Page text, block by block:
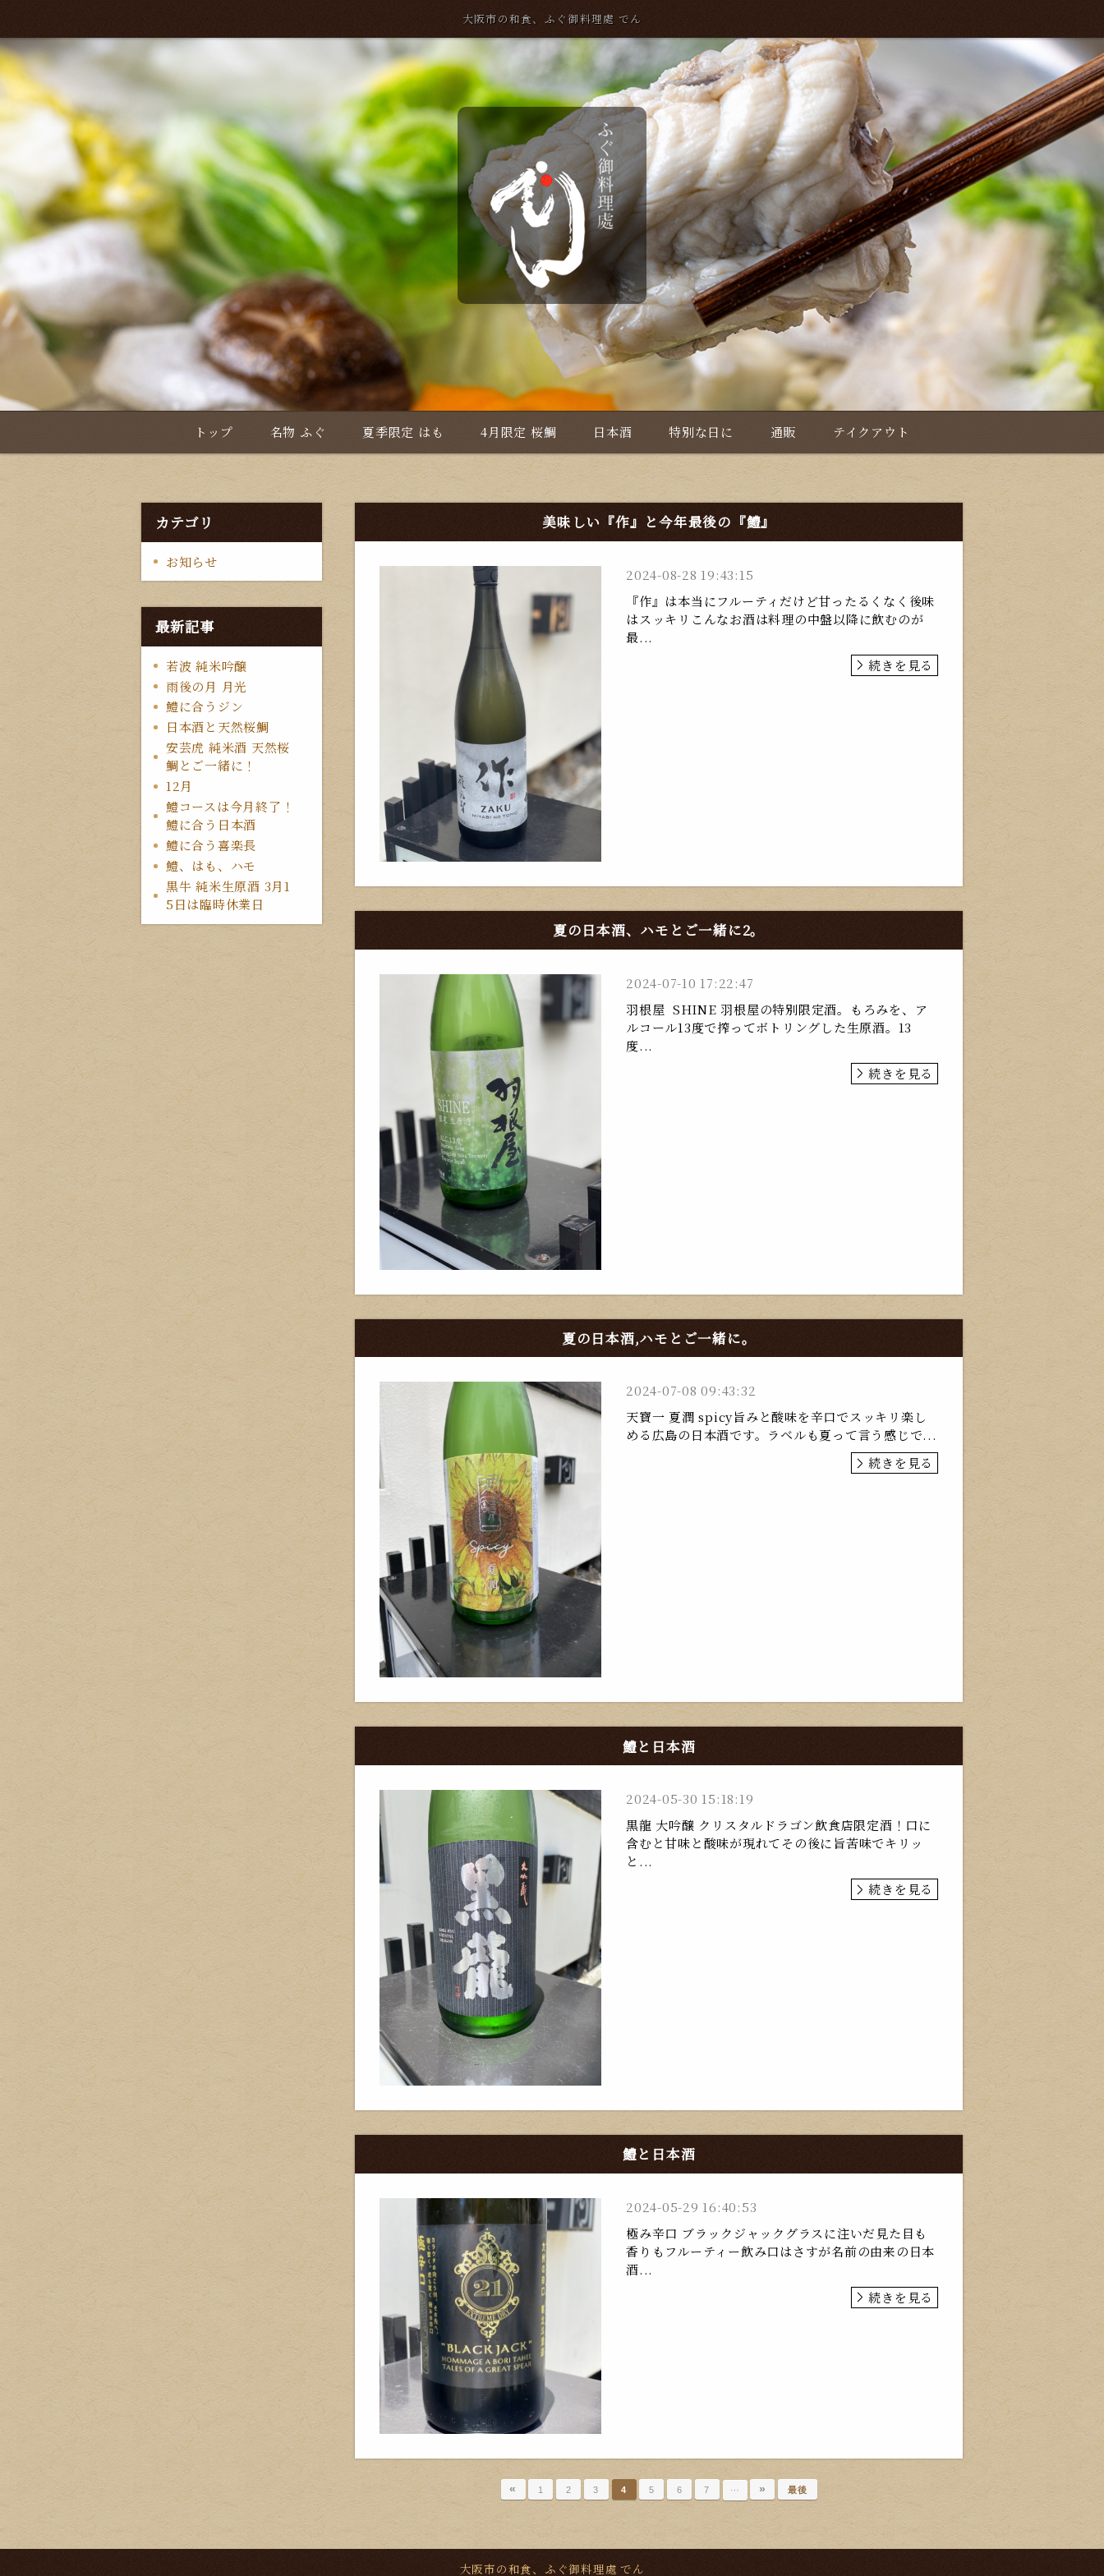
大阪市の和食、ふぐ御料理處 でん
トップ 名物 ふぐ 夏季限定 はも 4月限定 桜鯛 日本酒 特別な日に 通販 テイクアウト
カテゴリ
お知らせ
最新記事
若波 純米吟醸
雨後の月 月光
鱧に合うジン
日本酒と天然桜鯛
安芸虎 純米酒 天然桜
鯛とご一緒に！
12月
鱧コースは今月終了！
鱧に合う日本酒
鱧に合う喜楽長
鱧、はも、ハモ
黒牛 純米生原酒 3月1
5日は臨時休業日
美味しい『作』と今年最後の『鱧』
2024-08-28 19:43:15
『作』は本当にフルーティだけど甘ったるくなく後味
はスッキリこんなお酒は料理の中盤以降に飲むのが
最...
続きを見る
夏の日本酒、ハモとご一緒に2。
2024-07-10 17:22:47
羽根屋 SHINE 羽根屋の特別限定酒。もろみを、ア
ルコール13度で搾ってボトリングした生原酒。13
度...
続きを見る
夏の日本酒,ハモとご一緒に。
2024-07-08 09:43:32
天寶一 夏潤 spicy旨みと酸味を辛口でスッキリ楽し
める広島の日本酒です。ラベルも夏って言う感じで...
続きを見る
鱧と日本酒
2024-05-30 15:18:19
黒龍 大吟醸 クリスタルドラゴン飲食店限定酒！口に
含むと甘味と酸味が現れてその後に旨苦味でキリッ
と...
続きを見る
鱧と日本酒
2024-05-29 16:40:53
極み辛口 ブラックジャックグラスに注いだ見た目も
香りもフルーティー飲み口はさすが名前の由来の日本
酒...
続きを見る
« 1 2 3 4 5 6 7 … » 最後
大阪市の和食、ふぐ御料理處 でん